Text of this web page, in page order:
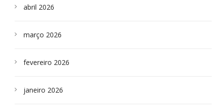
abril 2026
março 2026
fevereiro 2026
janeiro 2026